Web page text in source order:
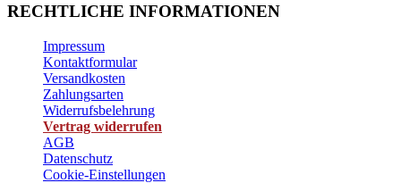
RECHTLICHE INFORMATIONEN
Impressum
Kontaktformular
Versandkosten
Zahlungsarten
Widerrufsbelehrung
Vertrag widerrufen
AGB
Datenschutz
Cookie-Einstellungen